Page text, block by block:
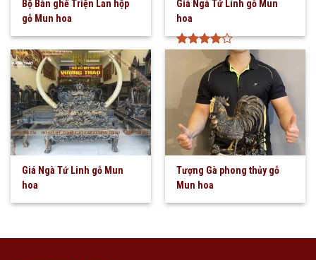
Bộ Bàn ghế Triện Lan hộp
gỗ Mun hoa
Giá Ngà Tứ Linh gỗ Mun
hoa
xếp hạng
5 sao
Giá Ngà Tứ Linh gỗ Mun
hoa
Tượng Gà phong thủy gỗ
Mun hoa